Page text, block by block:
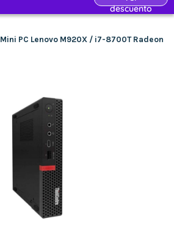
Mini PC Lenovo M920X / i7-8700T Radeon